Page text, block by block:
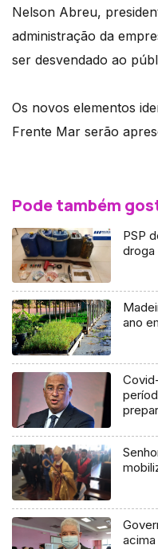
Nelson Abreu,
administração da
ser desvendado ao
Os novos elementos
Frente Mar serão
Pode também
PSP
ano
acima